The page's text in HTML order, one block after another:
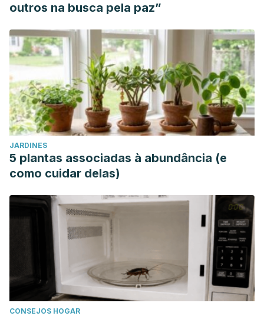
outros na busca pela paz”
JARDINES
5 plantas associadas à abundância (e
como cuidar delas)
CONSEJOS HOGAR